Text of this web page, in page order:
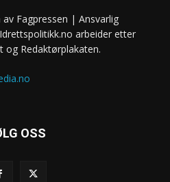
Fagpressen | Ansvarlig
arbeider etter
og Redaktørplakaten.
OSS